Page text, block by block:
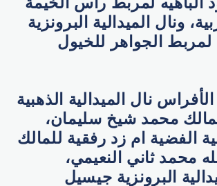
ونال الميدالية البرونزية
لمربط الجواهر للخيول
نال الميدالية الذهبية
محمد شيخ سليمان،
الفضية ام زد رفقية للمالك
محمد ثاني النعيمي،
البرونزية جيسيل